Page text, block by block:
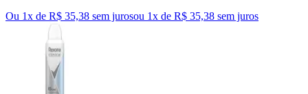
Ou 1x de R$ 35,38 sem jurosou 1x de R$ 35,38 sem juros